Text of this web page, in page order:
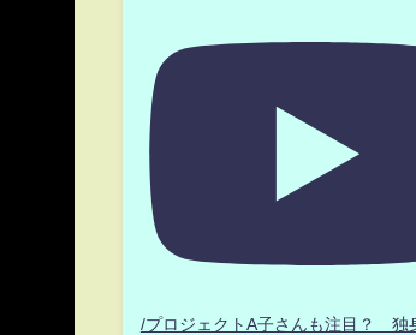
/プロジェクトA子さんも注目？ 独